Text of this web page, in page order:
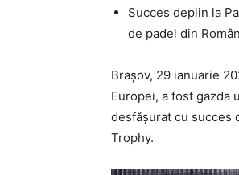
Succes deplin la
de padel din
Brașov, 29 ianuarie
Europei, a fost gazda
desfășurat cu succes
Trophy.